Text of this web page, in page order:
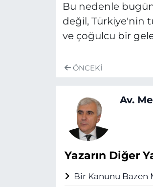
Bu nedenle
değil, Türkiye'nin
ve çoğulcu bir
ÖNCEKI
Av.
Yazarın Diğer
Bir Kanunu Bazen